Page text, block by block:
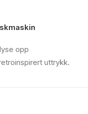
opp
uttrykk.